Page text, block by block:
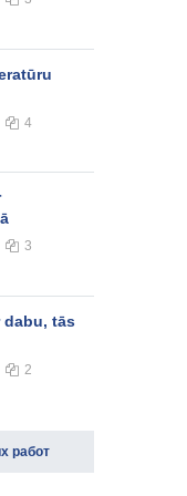
4
3
dabu, tās
2
работ